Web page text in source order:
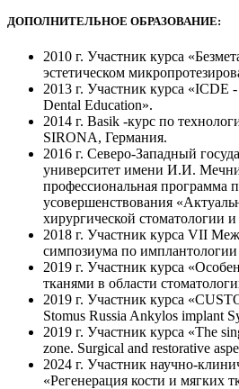
ДОПОЛНИТЕЛЬНОЕ ОБРАЗОВАНИЕ:
2010 г. Участник курса
эстетическом
2013 г. Участник курса «ICDE
Dental Education».
2014 г. Basik -курс по
SIRONA, Германия.
2016 г. Северо-Западный
университет имени И.И.
профессиональная программа
усовершенствования
хирургической стоматологии
2018 г. Участник курса VII
симпозиума по
2019 г. Участник курса
тканями в области
2019 г. Участник курса
Stomus Russia Ankylos implant
2019 г. Участник курса «The
zone. Surgical and restorative
2024 г. Участник научно-
«Регенерация кости и мягких